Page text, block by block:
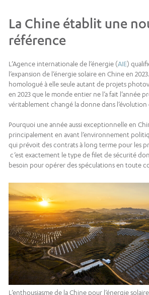
La Chine établit une
référence
L’Agence internationale de l’énergie (AIE)
l’expansion de l’énergie solaire en Chine en 2023.
homologué à elle seule autant de projets
en 2023 que le monde entier ne l’a fait l’année
véritablement changé la donne dans l’évolution
Pourquoi une année aussi exceptionnelle en
principalement en avant l’environnement
qui prévoit des contrats à long terme pour les
c’est exactement le type de filet de sécurité
besoin pour opérer des spéculations en toute
L’enthousiasme de la Chine pour l’énergie